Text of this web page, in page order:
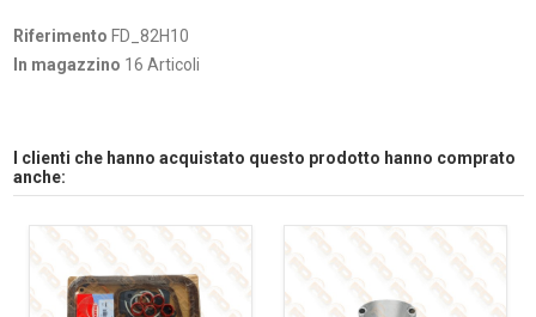
Riferimento FD_82H10
In magazzino 16 Articoli
I clienti che hanno acquistato questo prodotto hanno comprato
anche: